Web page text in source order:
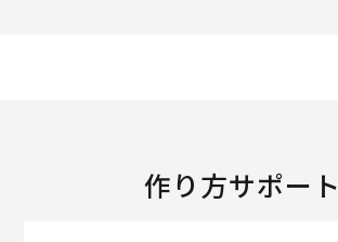
作り方サポート